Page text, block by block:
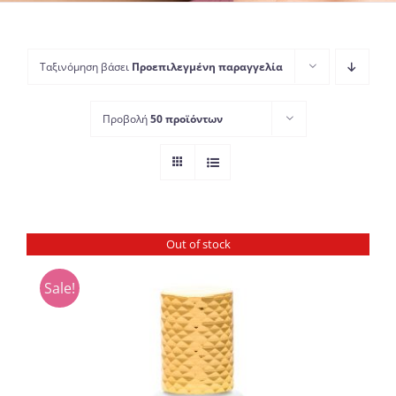
Ταξινόμηση βάσει Προεπιλεγμένη παραγγελία
Προβολή50 προϊόντων
Out of stock
Sale!